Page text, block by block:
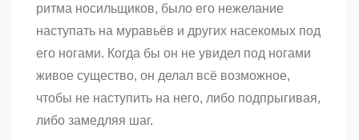
ритма носильщиков, было его нежелание
наступать на муравьёв и других насекомых под
его ногами. Когда бы он не увидел под ногами
живое существо, он делал всё возможное,
чтобы не наступить на него, либо подпрыгивая,
либо замедляя шаг.